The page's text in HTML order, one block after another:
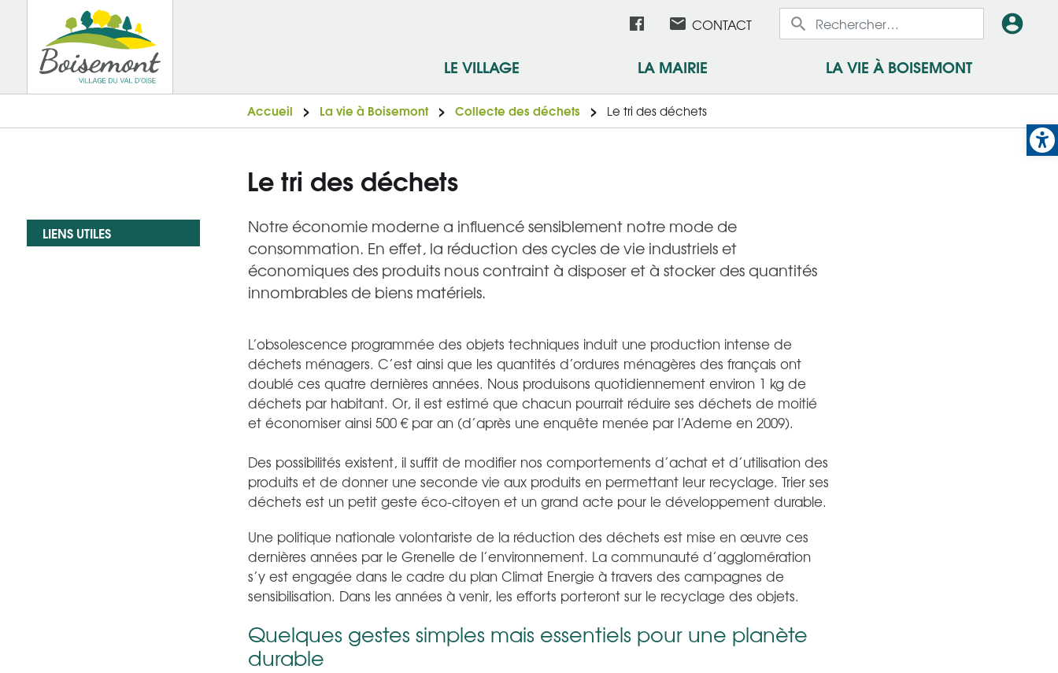
En-
-
Réseaux
sociaux
CONTACT
LE VILLAGE LA MAIRIE LA VIE À BOISEMONT
Accueil La vie à Boisemont Collecte des déchets Le tri des déchets
Le tri des déchets
LIENS UTILES
Notre économie moderne a influencé sensiblement notre mode de
consommation. En effet, la réduction des cycles de vie industriels et
économiques des produits nous contraint à disposer et à stocker des quantités
innombrables de biens matériels.
L’obsolescence programmée des objets techniques induit une production intense de
déchets ménagers. C’est ainsi que les quantités d’ordures ménagères des français ont
doublé ces quatre dernières années. Nous produisons quotidiennement environ 1 kg de
déchets par habitant. Or, il est estimé que chacun pourrait réduire ses déchets de moitié
et économiser ainsi 500 € par an (d’après une enquête menée par l’Ademe en 2009).
Des possibilités existent, il suffit de modifier nos comportements d’achat et d’utilisation des
produits et de donner une seconde vie aux produits en permettant leur recyclage. Trier ses
déchets est un petit geste éco-citoyen et un grand acte pour le développement durable.
Une politique nationale volontariste de la réduction des déchets est mise en œuvre ces
dernières années par le Grenelle de l’environnement. La communauté d’agglomération
s’y est engagée dans le cadre du plan Climat Energie à travers des campagnes de
sensibilisation. Dans les années à venir, les efforts porteront sur le recyclage des objets.
Quelques gestes simples mais essentiels pour une planète
durable